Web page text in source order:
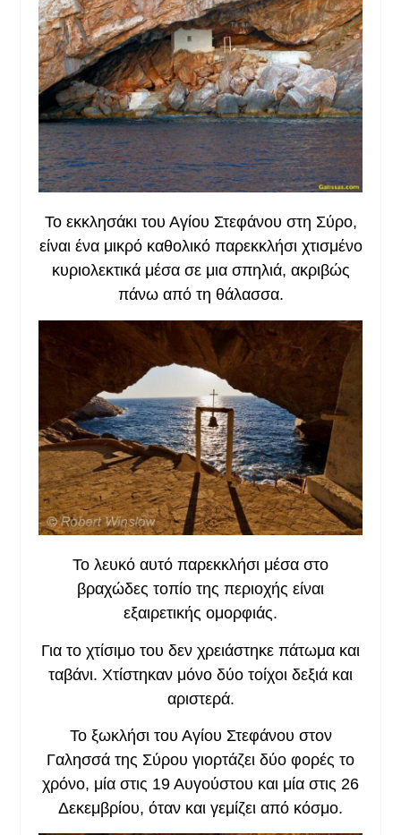
Το εκκλησάκι του Αγίου Στεφάνου στη Σύρο,
είναι ένα μικρό καθολικό παρεκκλήσι χτισμένο
κυριολεκτικά μέσα σε μια σπηλιά, ακριβώς
πάνω από τη θάλασσα.
Το λευκό αυτό παρεκκλήσι μέσα στο
βραχώδες τοπίο της περιοχής είναι
εξαιρετικής ομορφιάς.
Για το χτίσιμο του δεν χρειάστηκε πάτωμα και
ταβάνι. Χτίστηκαν μόνο δύο τοίχοι δεξιά και
αριστερά.
Το ξωκλήσι του Αγίου Στεφάνου στον
Γαλησσά της Σύρου γιορτάζει δύο φορές το
χρόνο, μία στις 19 Αυγούστου και μία στις 26
Δεκεμβρίου, όταν και γεμίζει από κόσμο.